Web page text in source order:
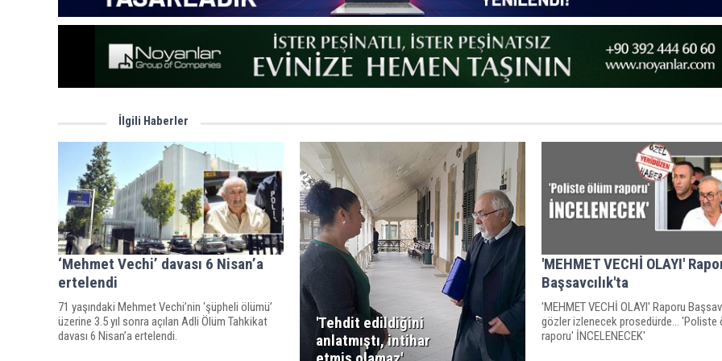
İlgili Haberler
‘Mehmet Vechi’ davası 6 Nisan’a
ertelendi
71 yaşındaki Mehmet Vechi’nin ‘şüpheli ölümü’
üzerine 3.5 yıl sonra açılan Adli Ölüm Tahkikat
davası 6 Nisan’a ertelendi.
'Tehdit edildiğini
anlatmıştı, intihar
'MEHMET VECHİ OLAYI'
Başsavcılık'ta
'MEHMET VECHİ OLAYI' Raporu
gözler izlenecek prosedürde… 'Poliste
raporu' İNCELENECEK'